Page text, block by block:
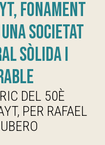
fonament
societat
sòlida i
DEL 50È
PER RAFAEL